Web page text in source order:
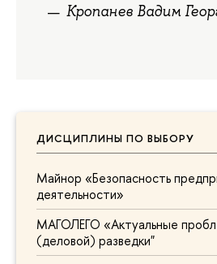
ДИСЦИПЛИНЫ ПО ВЫБОРУ
Майнор «Безопасность
деятельности»
МАГОЛЕГО «Актуальные
(деловой) разведки"
Кропанев Вадим